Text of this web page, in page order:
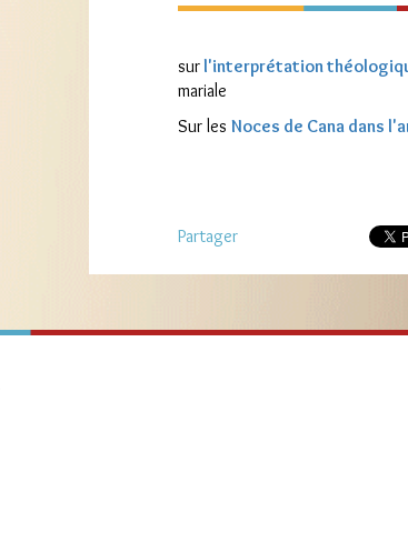
sur l'interprétation
mariale
Sur les Noces de Cana dans
Partager